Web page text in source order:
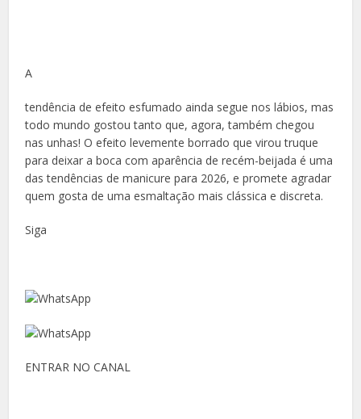
A
tendência de efeito esfumado ainda segue nos lábios, mas
todo mundo gostou tanto que, agora, também chegou
nas unhas! O efeito levemente borrado que virou truque
para deixar a boca com aparência de recém-beijada é uma
das tendências de manicure para 2026, e promete agradar
quem gosta de uma esmaltação mais clássica e discreta.
Siga
ENTRAR NO CANAL